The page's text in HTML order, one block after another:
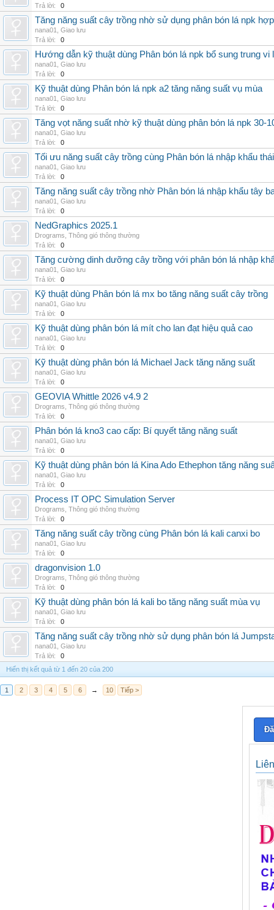
Trả lời:
0
Tăng năng suất cây trồng nhờ sử dụng phân bón lá npk
nana01
Giao lưu
Trả lời:
0
Hướng dẫn kỹ thuật dùng Phân bón lá npk bổ sung trung vi
nana01
Giao lưu
Trả lời:
0
Kỹ thuật dùng Phân bón lá npk a2 tăng năng suất vụ mùa
nana01
Giao lưu
Trả lời:
0
Tăng vọt năng suất nhờ kỹ thuật dùng phân bón lá npk 30-
nana01
Giao lưu
Trả lời:
0
Tối ưu năng suất cây trồng cùng Phân bón lá nhập khẩu
nana01
Giao lưu
Trả lời:
0
Tăng năng suất cây trồng nhờ Phân bón lá nhập khẩu tây
nana01
Giao lưu
Trả lời:
0
NedGraphics 2025.1
Drograms Thông gió thông thường
Trả lời:
0
Tăng cường dinh dưỡng cây trồng với phân bón lá nhập
nana01
Giao lưu
Trả lời:
0
Kỹ thuật dùng Phân bón lá mx bo tăng năng suất cây trồng
nana01
Giao lưu
Trả lời:
0
Kỹ thuật dùng phân bón lá mít cho lan đạt hiệu quả cao
nana01
Giao lưu
Trả lời:
0
Kỹ thuật dùng phân bón lá Michael Jack tăng năng suất
nana01
Giao lưu
Trả lời:
0
GEOVIA Whittle 2026 v4.9 2
Drograms Thông gió thông thường
Trả lời:
0
Phân bón lá kno3 cao cấp: Bí quyết tăng năng suất
nana01
Giao lưu
Trả lời:
0
Kỹ thuật dùng phân bón lá Kina Ado Ethephon tăng năng
nana01
Giao lưu
Trả lời:
0
Process IT OPC Simulation Server
Drograms Thông gió thông thường
Trả lời:
0
Tăng năng suất cây trồng cùng Phân bón lá kali canxi bo
nana01
Giao lưu
Trả lời:
0
dragonvision 1.0
Drograms Thông gió thông thường
Trả lời:
0
Kỹ thuật dùng phân bón lá kali bo tăng năng suất mùa vụ
nana01
Giao lưu
Trả lời:
0
Tăng năng suất cây trồng nhờ sử dụng phân bón lá
nana01
Giao lưu
Trả lời:
0
Hiển thị kết quả từ 1 đến 20 của 200
1 2 3 4 5 6 → 10 Tiếp >